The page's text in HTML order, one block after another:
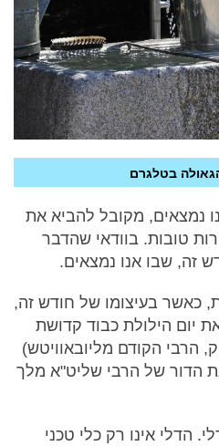
בטלגרם
נמצאים, מקובל להביא את
טובות. בוודאי שהדבר
זה, שבו אנו נמצאים.
כאשר בעיצומו של חודש זה,
יום הילולת כבוד קדושת
הרבי הקודם מליובאוויטש)
הדור של הרבי שליט"א מלך
הדלי אינו רק כלי טכני